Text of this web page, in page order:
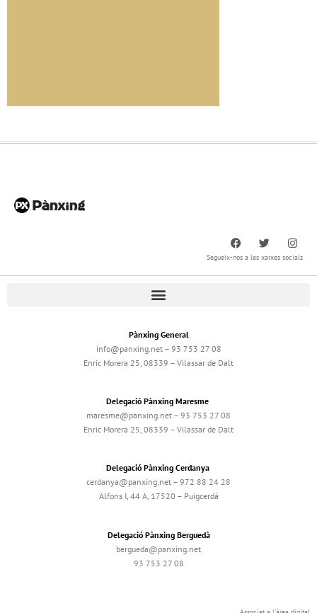
Segueix-nos a les xarxes socials
Pànxing General
info@panxing.net – 93 753 27 08
Enric Morera 25, 08339 – Vilassar de Dalt
Delegació Pànxing Maresme
maresme@panxing.net – 93 753 27 08
Enric Morera 25, 08339 – Vilassar de Dalt
Delegació Pànxing Cerdanya
cerdanya@panxing.net – 972 88 24 28
Alfons I, 44 A, 17520 – Puigcerdà
Delegació Pànxing Berguedà
bergueda@panxing.net
93 753 27 08